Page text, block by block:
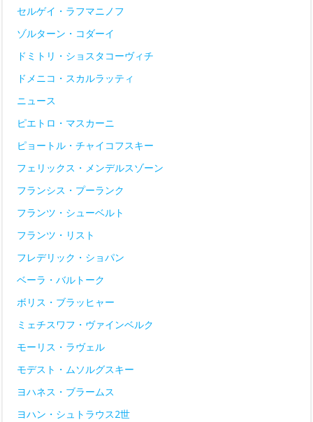
セルゲイ・ラフマニノフ
ゾルターン・コダーイ
ドミトリ・ショスタコーヴィチ
ドメニコ・スカルラッティ
ニュース
ピエトロ・マスカーニ
ピョートル・チャイコフスキー
フェリックス・メンデルスゾーン
フランシス・プーランク
フランツ・シューベルト
フランツ・リスト
フレデリック・ショパン
ベーラ・バルトーク
ボリス・ブラッヒャー
ミェチスワフ・ヴァインベルク
モーリス・ラヴェル
モデスト・ムソルグスキー
ヨハネス・ブラームス
ヨハン・シュトラウス2世